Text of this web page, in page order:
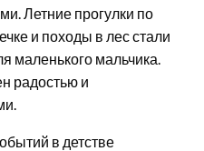
Летние прогулки по
и походы в лес стали
маленького мальчика.
радостью и
в детстве